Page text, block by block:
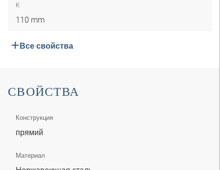
K
110 mm
Все свойства
СВОЙСТВА
Конструкция
прямий
Материал